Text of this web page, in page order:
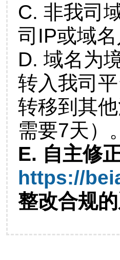
C. 非我司
司IP或域
D. 域名为
转入我司平
转移到其
需要7天）。
E. 自主修
https://
整改合规